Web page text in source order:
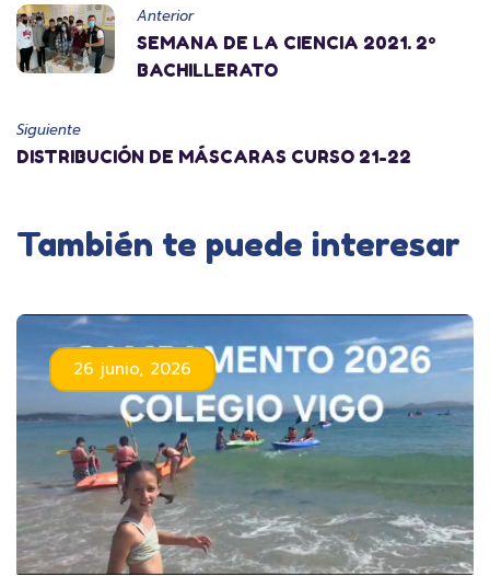
Anterior
SEMANA DE LA CIENCIA 2021. 2º
BACHILLERATO
Siguiente
DISTRIBUCIÓN DE MÁSCARAS CURSO 21-22
También te puede interesar
26 junio, 2026